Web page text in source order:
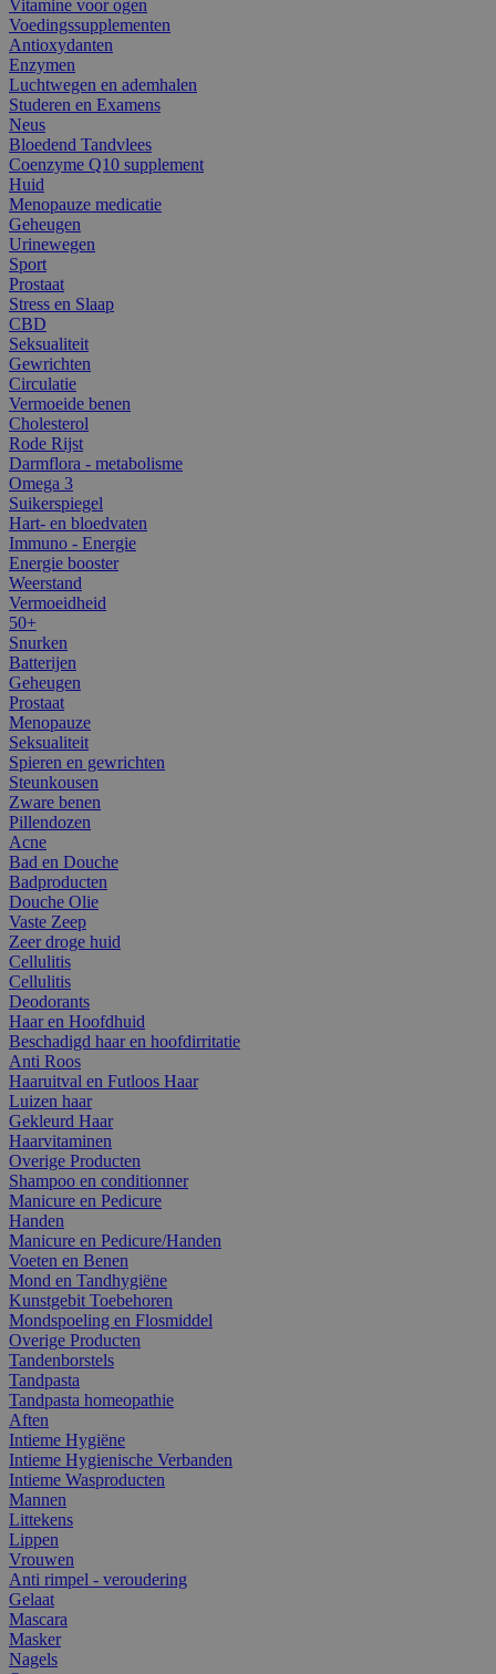
Vitamine voor ogen
Voedingssupplementen
Antioxydanten
Enzymen
Luchtwegen en ademhalen
Studeren en Examens
Neus
Bloedend Tandvlees
Coenzyme Q10 supplement
Huid
Menopauze medicatie
Geheugen
Urinewegen
Sport
Prostaat
Stress en Slaap
CBD
Seksualiteit
Gewrichten
Circulatie
Vermoeide benen
Cholesterol
Rode Rijst
Darmflora - metabolisme
Omega 3
Suikerspiegel
Hart- en bloedvaten
Immuno - Energie
Energie booster
Weerstand
Vermoeidheid
50+
Snurken
Batterijen
Geheugen
Prostaat
Menopauze
Seksualiteit
Spieren en gewrichten
Steunkousen
Zware benen
Pillendozen
Acne
Bad en Douche
Badproducten
Douche Olie
Vaste Zeep
Zeer droge huid
Cellulitis
Cellulitis
Deodorants
Haar en Hoofdhuid
Beschadigd haar en hoofdirritatie
Anti Roos
Haaruitval en Futloos Haar
Luizen haar
Gekleurd Haar
Haarvitaminen
Overige Producten
Shampoo en conditionner
Manicure en Pedicure
Handen
Manicure en Pedicure/Handen
Voeten en Benen
Mond en Tandhygiëne
Kunstgebit Toebehoren
Mondspoeling en Flosmiddel
Overige Producten
Tandenborstels
Tandpasta
Tandpasta homeopathie
Aften
Intieme Hygiëne
Intieme Hygienische Verbanden
Intieme Wasproducten
Mannen
Littekens
Lippen
Vrouwen
Anti rimpel - veroudering
Gelaat
Mascara
Masker
Nagels